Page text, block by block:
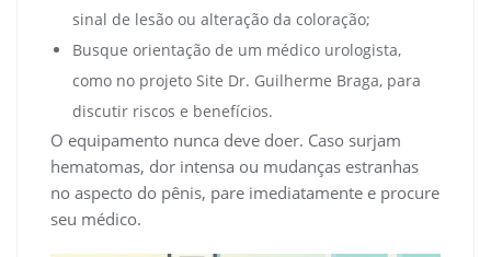
sinal de lesão ou alteração da coloração;
Busque orientação de um médico urologista,
como no projeto Site Dr. Guilherme Braga, para
discutir riscos e benefícios.
O equipamento nunca deve doer. Caso surjam
hematomas, dor intensa ou mudanças estranhas
no aspecto do pênis, pare imediatamente e procure
seu médico.